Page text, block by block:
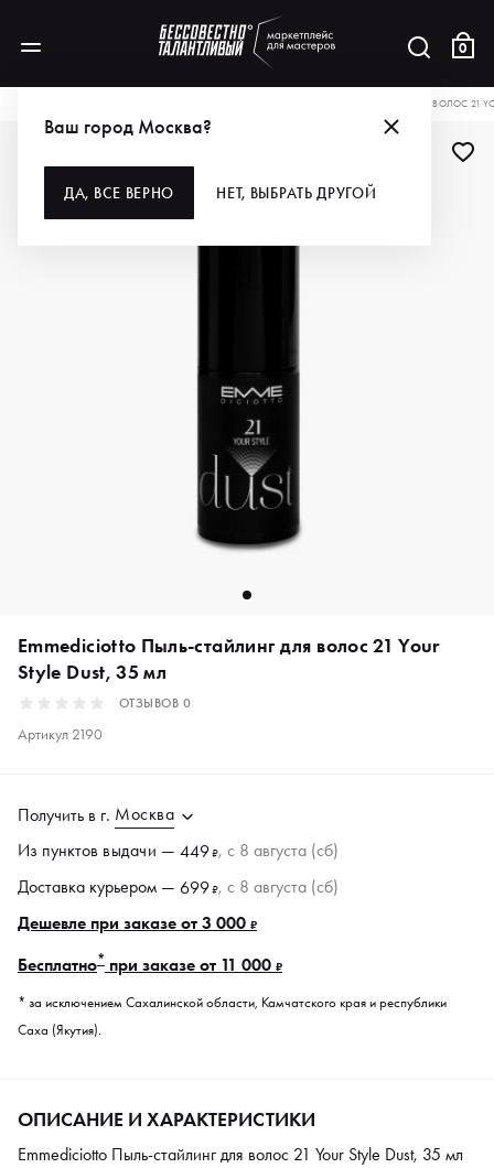
0
Ваш город Москва?
ДА, ВСЕ ВЕРНО НЕТ, ВЫБРАТЬ ДРУГОЙ
EMMEDICIOTTO ПЫЛЬ-СТАЙЛИНГ ДЛЯ ВОЛОС 21
Emmediciotto Пыль-стайлинг для волос 21 Your
Style Dust, 35 мл
ОТЗЫВОВ 0
Артикул 2190
Получить в г. Москва
Из пунктов выдачи — 449₽, c 8 августа (сб)
Доставка курьером — 699₽, c 8 августа (сб)
Дешевле при заказе от 3 000 ₽
Бесплатно* при заказе от 11 000 ₽
* за исключением Сахалинской области, Камчатского края и республики
Саха (Якутия).
ОПИСАНИЕ И ХАРАКТЕРИСТИКИ
Emmediciotto Пыль-стайлинг для волос 21 Your Style Dust, 35 мл